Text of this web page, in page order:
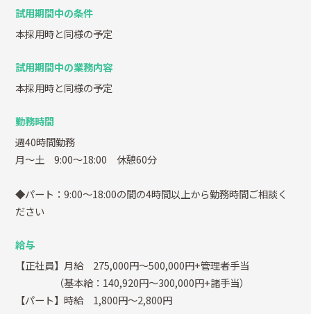
試用期間中の条件
本採用時と同様の予定
試用期間中の業務内容
本採用時と同様の予定
勤務時間
週40時間勤務
月～土 9:00～18:00 休憩60分
◆パート：9:00～18:00の間の4時間以上から勤務時間ご相談く
ださい
給与
【正社員】月給 275,000円～500,000円+管理者手当
（基本給：140,920円～300,000円+諸手当）
【パート】時給 1,800円～2,800円